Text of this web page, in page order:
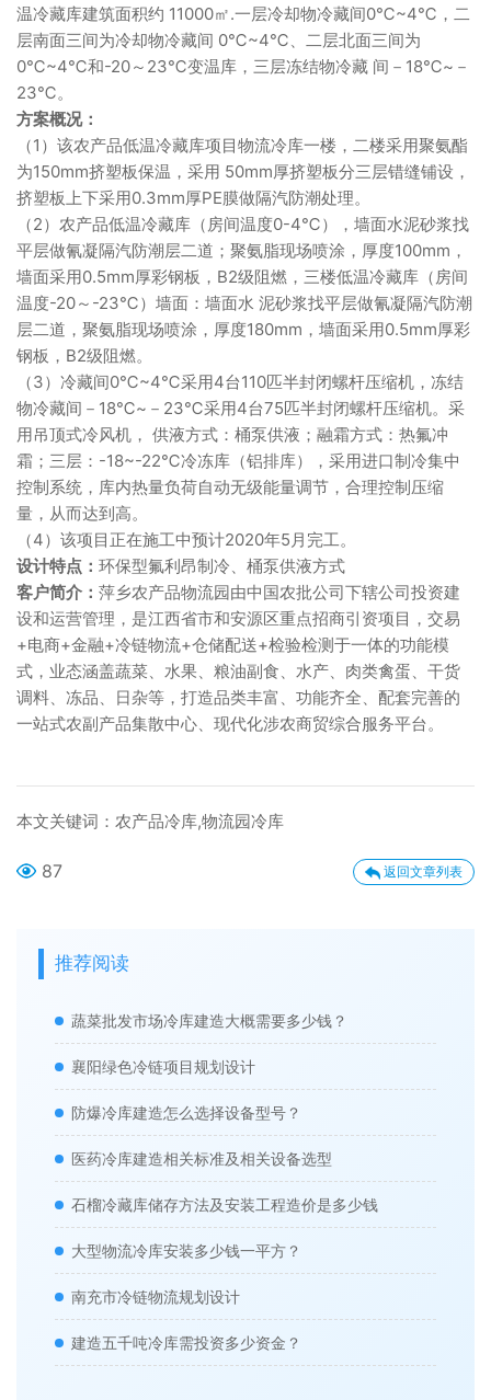
温冷藏库建筑面积约 11000㎡.一层冷却物冷藏间0℃~4℃，二
层南面三间为冷却物冷藏间 0℃~4℃、二层北面三间为
0℃~4℃和-20～23℃变温库，三层冻结物冷藏 间－18℃~－
23℃。
方案概况：
（1）该农产品低温冷藏库项目物流冷库一楼，二楼采用聚氨酯
为150mm挤塑板保温，采用 50mm厚挤塑板分三层错缝铺设，
挤塑板上下采用0.3mm厚PE膜做隔汽防潮处理。
（2）农产品低温冷藏库（房间温度0-4℃），墙面水泥砂浆找
平层做氰凝隔汽防潮层二道；聚氨脂现场喷涂，厚度100mm，
墙面采用0.5mm厚彩钢板，B2级阻燃，三楼低温冷藏库（房间
温度-20～-23℃）墙面：墙面水 泥砂浆找平层做氰凝隔汽防潮
层二道，聚氨脂现场喷涂，厚度180mm，墙面采用0.5mm厚彩
钢板，B2级阻燃。
（3）冷藏间0℃~4℃采用4台110匹半封闭螺杆压缩机，冻结
物冷藏间－18℃~－23℃采用4台75匹半封闭螺杆压缩机。采
用吊顶式冷风机， 供液方式：桶泵供液；融霜方式：热氟冲
霜； 三层：-18~-22℃冷冻库（铝排库），采用进口制冷集中
控制系统，库内热量负荷自动无级能量调节，合理控制压缩
量，从而达到高。
（4）该项目正在施工中预计2020年5月完工。
设计特点： 环保型氟利昂制冷、桶泵供液方式
客户简介： 萍乡农产品物流园由中国农批公司下辖公司投资建
设和运营管理，是江西省市和安源区重点招商引资项目，交易
+电商+金融+冷链物流+仓储配送+检验检测于一体的功能模
式，业态涵盖蔬菜、水果、粮油副食、水产、肉类禽蛋、干货
调料、冻品、日杂等，打造品类丰富、功能齐全、配套完善的
一站式农副产品集散中心、现代化涉农商贸综合服务平台。
本文关键词：农产品冷库,物流园冷库
87 返回文章列表
推荐阅读
蔬菜批发市场冷库建造大概需要多少钱？
襄阳绿色冷链项目规划设计
防爆冷库建造怎么选择设备型号？
医药冷库建造相关标准及相关设备选型
石榴冷藏库储存方法及安装工程造价是多少钱
大型物流冷库安装多少钱一平方？
南充市冷链物流规划设计
建造五千吨冷库需投资多少资金？